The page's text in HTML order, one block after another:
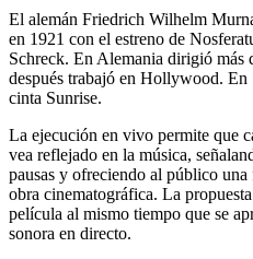
El alemán Friedrich Wilhelm
en 1921 con el estreno de
Schreck. En Alemania dirigió más
después trabajó en Hollywood. En
cinta Sunrise.
La ejecución en vivo permite que
vea reflejado en la música,
pausas y ofreciendo al público
obra cinematográfica. La
película al mismo tiempo que se
sonora en directo.